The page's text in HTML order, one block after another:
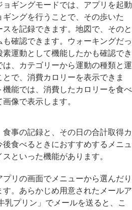
ギングモードでは、アプリを起動
ングを行うことで、その歩いた
スを記録できます。地図で、そのと
確認できます。ウォーキングだっ
運動として機能したかも確認でき
は、カテゴリーから運動の種類と運
で、消費カロリーを表示できま
能では、消費したカロリーを食べ
像で表示します。
事の記録と、その日の合計取得カ
食べるときにおすすめするメニュ
といった機能があります。
リの画面でメニューから選んだり
す。あらかじめ用意されたメールア
乳プリン」でメールを送ると、こ